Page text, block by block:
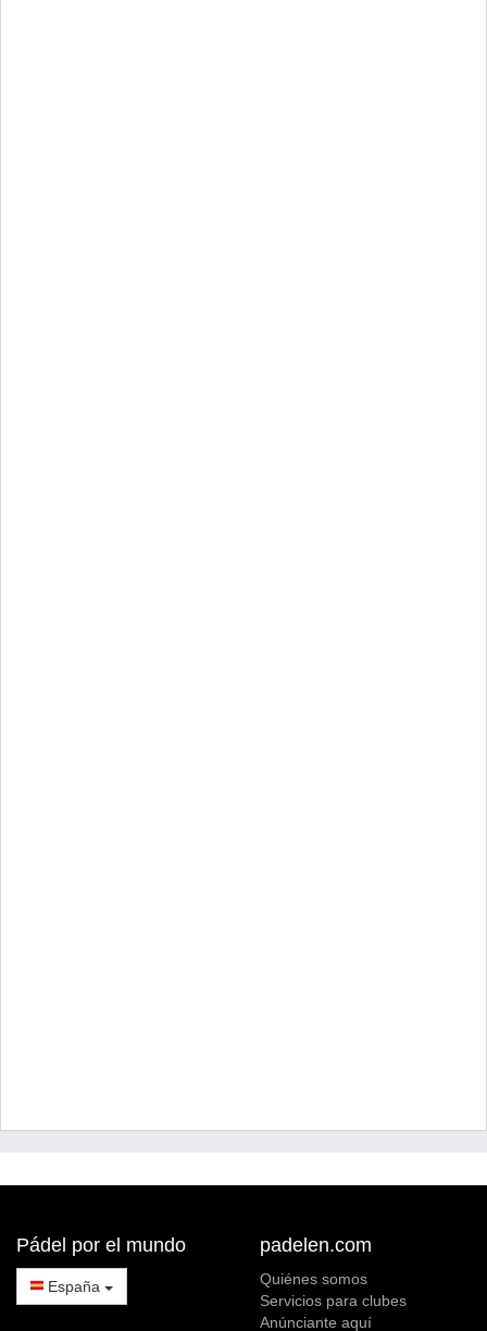
Pádel por el mundo
España
padelen.com
Quiénes somos
Servicios para clubes
Anúnciante aquí